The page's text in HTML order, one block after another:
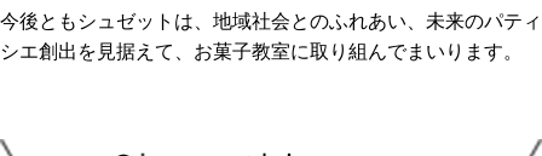
今後ともシュゼットは、地域社会とのふれあい、未来のパティ
シエ創出を見据えて、お菓子教室に取り組んでまいります。